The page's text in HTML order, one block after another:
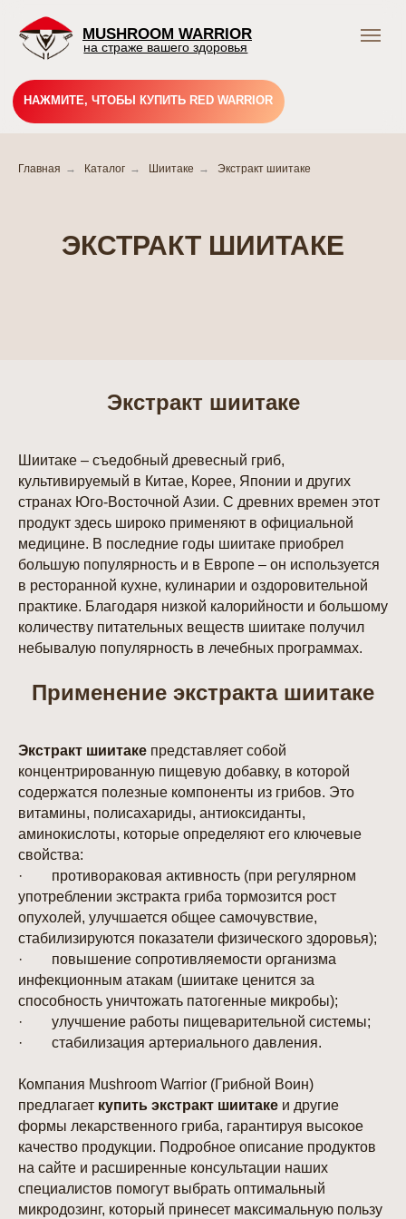
MUSHROOM WARRIOR
на страже вашего здоровья
выгодные предложения
Грибного Воина !
Главная → Каталог → Шиитаке → Экстракт шиитаке
ЭКСТРАКТ ШИИТАКЕ
Экстракт шиитаке
Шиитаке – съедобный древесный гриб,
культивируемый в Китае, Корее, Японии и других
странах Юго-Восточной Азии. С древних времен этот
продукт здесь широко применяют в официальной
медицине. В последние годы шиитаке приобрел
большую популярность и в Европе – он используется
в ресторанной кухне, кулинарии и оздоровительной
практике. Благодаря низкой калорийности и большому
количеству питательных веществ шиитаке получил
небывалую популярность в лечебных программах.
Применение экстракта шиитаке
Экстракт шиитаке представляет собой
концентрированную пищевую добавку, в которой
содержатся полезные компоненты из грибов. Это
витамины, полисахариды, антиоксиданты,
аминокислоты, которые определяют его ключевые
свойства:
· противораковая активность (при регулярном
употреблении экстракта гриба тормозится рост
опухолей, улучшается общее самочувствие,
стабилизируются показатели физического здоровья);
· повышение сопротивляемости организма
инфекционным атакам (шиитаке ценится за
способность уничтожать патогенные микробы);
· улучшение работы пищеварительной системы;
· стабилизация артериального давления.
Компания Mushroom Warrior (Грибной Воин)
предлагает купить экстракт шиитаке и другие
формы лекарственного гриба, гарантируя высокое
качество продукции. Подробное описание продуктов
на сайте и расширенные консультации наших
специалистов помогут выбрать оптимальный
микродозинг, который принесет максимальную пользу
ОСНОВНАЯ
ИНФОРМАЦИЯ
Оплата и доставка
Сертификаты
Контакты
Пользовательское
соглашение
Политика
конфиденциальности
Блог
Оптовый прайс-лист
ПОЛЕЗНАЯ
ИНФОРМАЦИЯ